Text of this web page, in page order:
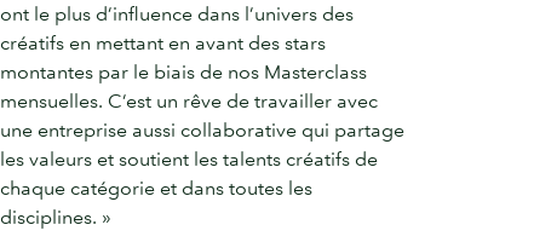
ont le plus d’influence dans l’univers des
créatifs en mettant en avant des stars
montantes par le biais de nos Masterclass
mensuelles. C’est un rêve de travailler avec
une entreprise aussi collaborative qui partage
les valeurs et soutient les talents créatifs de
chaque catégorie et dans toutes les
disciplines. »